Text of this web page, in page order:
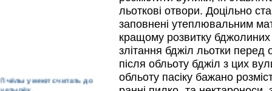
Пчёлы умеют считать до
четырёх.
льоткові отвори. Доцільно
заповнені утеплювальним
кращому розвитку
злітання бджіл льотки
після обльоту бджіл з цих
обльоту пасіку бажано